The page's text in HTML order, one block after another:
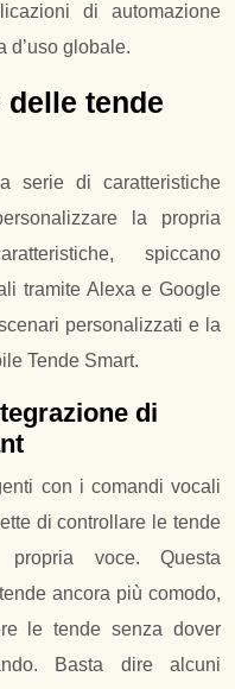
di automazione
d’uso globale.
tende
serie di caratteristiche
la propria
spiccano
tramite Alexa e Google
personalizzati e la
Tende Smart.
di
con i comandi vocali
di controllare le tende
propria voce. Questa
ancora più comodo,
le tende senza dover
Basta dire alcuni